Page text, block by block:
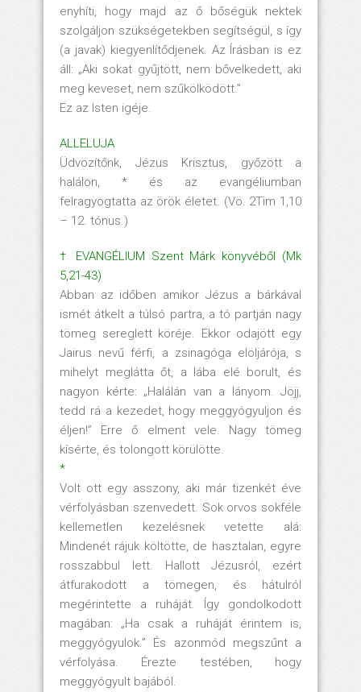
enyhíti, hogy majd az ő bőségük nektek
szolgáljon szükségetekben segítségül, s így
(a javak) kiegyenlítődjenek. Az Írásban is ez
áll: „Aki sokat gyűjtött, nem bővelkedett, aki
meg keveset, nem szűkölködött.”
Ez az Isten igéje.
ALLELUJA
Üdvözítőnk, Jézus Krisztus, győzött a
halálon, * és az evangéliumban
felragyogtatta az örök életet. (Vö. 2Tim 1,10
– 12. tónus.)
† EVANGÉLIUM Szent Márk könyvéből (Mk
5,21-43)
Abban az időben amikor Jézus a bárkával
ismét átkelt a túlsó partra, a tó partján nagy
tömeg sereglett köréje. Ekkor odajött egy
Jairus nevű férfi, a zsinagóga elöljárója, s
mihelyt meglátta őt, a lába elé borult, és
nagyon kérte: „Halálán van a lányom. Jöjj,
tedd rá a kezedet, hogy meggyógyuljon és
éljen!” Erre ő elment vele. Nagy tömeg
kísérte, és tolongott körülötte.
*
Volt ott egy asszony, aki már tizenkét éve
vérfolyásban szenvedett. Sok orvos sokféle
kellemetlen kezelésnek vetette alá:
Mindenét rájuk költötte, de hasztalan, egyre
rosszabbul lett. Hallott Jézusról, ezért
átfurakodott a tömegen, és hátulról
megérintette a ruháját. Így gondolkodott
magában: „Ha csak a ruháját érintem is,
meggyógyulok.” És azonmód megszűnt a
vérfolyása. Érezte testében, hogy
meggyógyult bajából.